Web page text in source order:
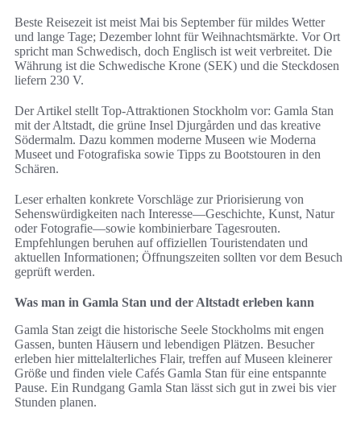
Beste Reisezeit ist meist Mai bis September für mildes Wetter
und lange Tage; Dezember lohnt für Weihnachtsmärkte. Vor Ort
spricht man Schwedisch, doch Englisch ist weit verbreitet. Die
Währung ist die Schwedische Krone (SEK) und die Steckdosen
liefern 230 V.
Der Artikel stellt Top-Attraktionen Stockholm vor: Gamla Stan
mit der Altstadt, die grüne Insel Djurgården und das kreative
Södermalm. Dazu kommen moderne Museen wie Moderna
Museet und Fotografiska sowie Tipps zu Bootstouren in den
Schären.
Leser erhalten konkrete Vorschläge zur Priorisierung von
Sehenswürdigkeiten nach Interesse—Geschichte, Kunst, Natur
oder Fotografie—sowie kombinierbare Tagesrouten.
Empfehlungen beruhen auf offiziellen Touristendaten und
aktuellen Informationen; Öffnungszeiten sollten vor dem Besuch
geprüft werden.
Was man in Gamla Stan und der Altstadt erleben kann
Gamla Stan zeigt die historische Seele Stockholms mit engen
Gassen, bunten Häusern und lebendigen Plätzen. Besucher
erleben hier mittelalterliches Flair, treffen auf Museen kleinerer
Größe und finden viele Cafés Gamla Stan für eine entspannte
Pause. Ein Rundgang Gamla Stan lässt sich gut in zwei bis vier
Stunden planen.